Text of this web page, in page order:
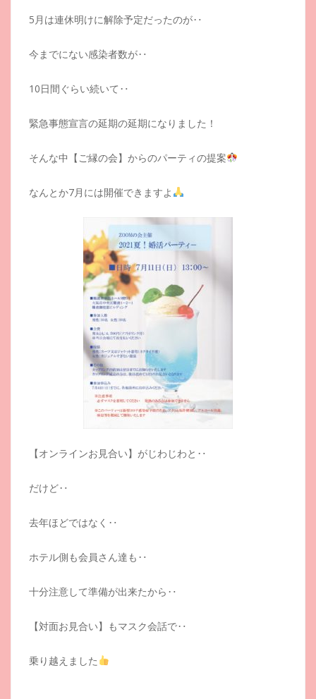
5月は連休明けに解除予定だったのが‥
今までにない感染者数が‥
10日間ぐらい続いて‥
緊急事態宣言の延期の延期になりました！
そんな中【ご縁の会】からのパーティの提案
なんとか7月には開催できますよ
【オンラインお見合い】がじわじわと‥
だけど‥
去年ほどではなく‥
ホテル側も会員さん達も‥
十分注意して準備が出来たから‥
【対面お見合い】もマスク会話で‥
乗り越えました